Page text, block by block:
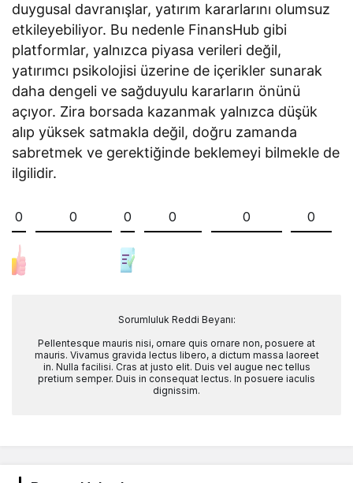
duygusal davranışlar, yatırım kararlarını olumsuz
etkileyebiliyor. Bu nedenle FinansHub gibi
platformlar, yalnızca piyasa verileri değil,
yatırımcı psikolojisi üzerine de içerikler sunarak
daha dengeli ve sağduyulu kararların önünü
açıyor. Zira borsada kazanmak yalnızca düşük
alıp yüksek satmakla değil, doğru zamanda
sabretmek ve gerektiğinde beklemeyi bilmekle de
ilgilidir.
0 0 0 0 0 0
Sorumluluk Reddi Beyanı:
Pellentesque mauris nisi, ornare quis ornare non, posuere at
mauris. Vivamus gravida lectus libero, a dictum massa laoreet
in. Nulla facilisi. Cras at justo elit. Duis vel augue nec tellus
pretium semper. Duis in consequat lectus. In posuere iaculis
dignissim.